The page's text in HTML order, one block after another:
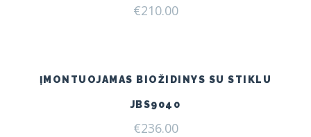
€210.00
ĮMONTUOJAMAS BIOŽIDINYS SU STIKLU
JBS9040
€236.00